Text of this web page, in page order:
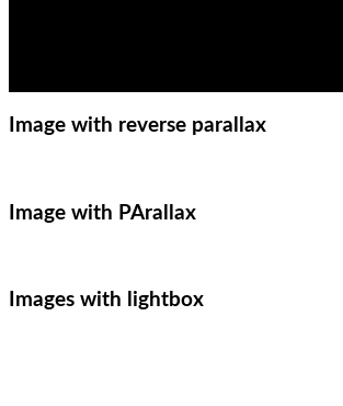
Image with reverse parallax
Image with PArallax
Images with lightbox